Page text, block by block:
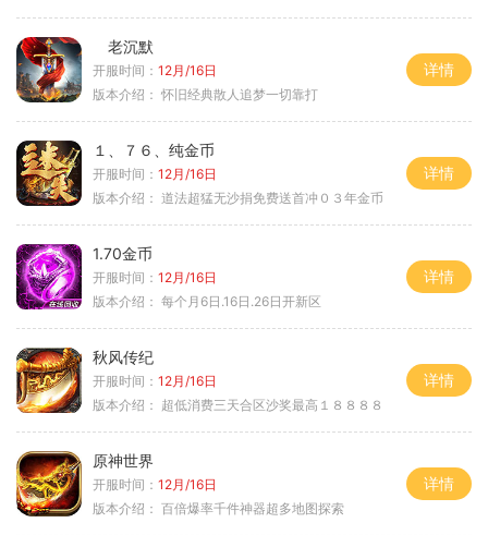
老沉默
开服时间： 12月/16日
版本介绍： 怀旧经典散人追梦一切靠打
详情
１、７６、纯金币
开服时间： 12月/16日
版本介绍： 道法超猛无沙捐免费送首冲０３年金币
详情
1.70金币
开服时间： 12月/16日
版本介绍： 每个月6日.16日.26日开新区
详情
秋风传纪
开服时间： 12月/16日
版本介绍： 超低消费三天合区沙奖最高１８８８８
详情
原神世界
开服时间： 12月/16日
版本介绍： 百倍爆率千件神器超多地图探索
详情